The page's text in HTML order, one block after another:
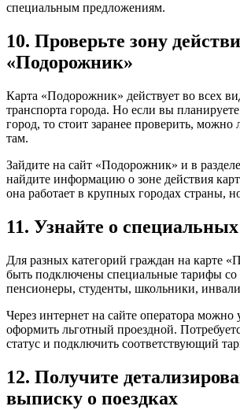
специальным предложениям.
10. Проверьте зону
«Подорожник»
Карта «Подорожник» действует во всех
транспорта города. Но если вы
город, то стоит заранее проверить, можно
там.
Зайдите на сайт «Подорожник» и в
найдите информацию о зоне действия
она работает в крупных городах страны,
11. Узнайте о
Для разных категорий граждан на карте
быть подключены специальные тарифы со
пенсионеры, студенты, школьники,
Через интернет на сайте оператора можно
оформить льготный проездной.
статус и подключить соответствующий
12. Получите
выписку о поездках